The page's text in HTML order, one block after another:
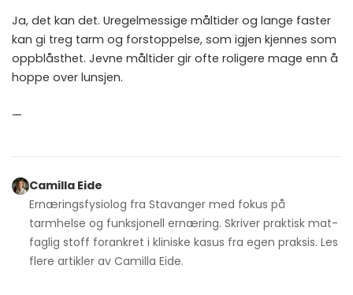
Ja, det kan det. Uregelmessige måltider og lange faster
kan gi treg tarm og forstoppelse, som igjen kjennes som
oppblåsthet. Jevne måltider gir ofte roligere mage enn å
hoppe over lunsjen.
—
Camilla Eide
Ernæringsfysiolog fra Stavanger med fokus på
tarmhelse og funksjonell ernæring. Skriver praktisk mat-
faglig stoff forankret i kliniske kasus fra egen praksis. Les
flere artikler av Camilla Eide.